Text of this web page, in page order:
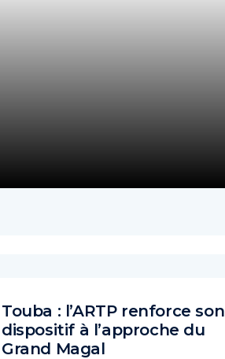
Touba : l’ARTP renforce son
dispositif à l’approche du
Grand Magal